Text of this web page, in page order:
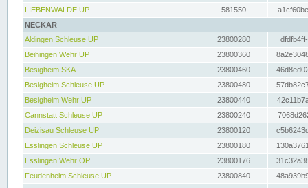
LIEBENWALDE UP
581550
NECKAR
Aldingen Schleuse UP
23800280
Beihingen Wehr UP
23800360
Besigheim SKA
23800460
Besigheim Schleuse UP
23800480
Besigheim Wehr UP
23800440
Cannstatt Schleuse UP
23800240
Deizisau Schleuse UP
23800120
Esslingen Schleuse UP
23800180
Esslingen Wehr OP
23800176
Feudenheim Schleuse UP
23800840